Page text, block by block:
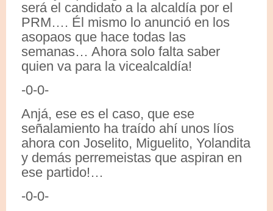
será el candidato a la alcaldía por el
PRM…. Él mismo lo anunció en los
asopaos que hace todas las
semanas… Ahora solo falta saber
quien va para la vicealcaldía!
-0-0-
Anjá, ese es el caso, que ese
señalamiento ha traído ahí unos líos
ahora con Joselito, Miguelito, Yolandita
y demás perremeistas que aspiran en
ese partido!…
-0-0-